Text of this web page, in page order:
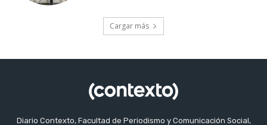
Cargar más
Diario Contexto, Facultad de Periodismo y Comunicación Social,